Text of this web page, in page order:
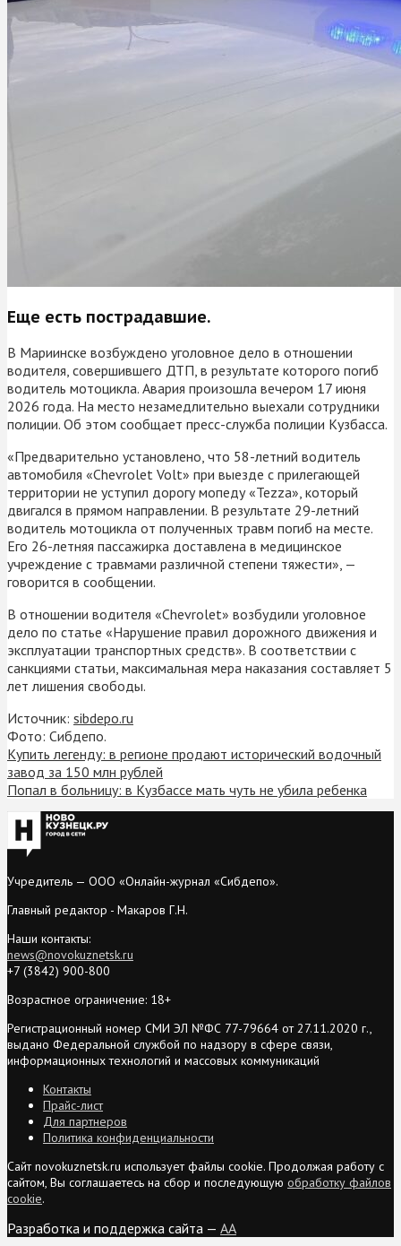
Еще есть пострадавшие.
В Мариинске возбуждено уголовное дело в отношении
водителя, совершившего ДТП, в результате которого погиб
водитель мотоцикла. Авария произошла вечером 17 июня
2026 года. На место незамедлительно выехали сотрудники
полиции. Об этом сообщает пресс-служба полиции Кузбасса.
«Предварительно установлено, что 58-летний водитель
автомобиля «Chevrolet Volt» при выезде с прилегающей
территории не уступил дорогу мопеду «Tezza», который
двигался в прямом направлении. В результате 29-летний
водитель мотоцикла от полученных травм погиб на месте.
Его 26-летняя пассажирка доставлена в медицинское
учреждение с травмами различной степени тяжести», —
говорится в сообщении.
В отношении водителя «Chevrolet» возбудили уголовное
дело по статье «Нарушение правил дорожного движения и
эксплуатации транспортных средств». В соответствии с
санкциями статьи, максимальная мера наказания составляет 5
лет лишения свободы.
Источник: sibdepo.ru
Фото: Сибдепо.
Купить легенду: в регионе продают исторический водочный
завод за 150 млн рублей
Попал в больницу: в Кузбассе мать чуть не убила ребенка
Учредитель — ООО «Онлайн-журнал «Сибдепо».
Главный редактор - Макаров Г.Н.
Наши контакты:
news@novokuznetsk.ru
+7 (3842) 900-800
Возрастное ограничение: 18+
Регистрационный номер СМИ ЭЛ №ФС 77-79664 от 27.11.2020 г.,
выдано Федеральной службой по надзору в сфере связи,
информационных технологий и массовых коммуникаций
Контакты
Прайс-лист
Для партнеров
Политика конфиденциальности
Сайт novokuznetsk.ru использует файлы cookie. Продолжая работу с
сайтом, Вы соглашаетесь на сбор и последующую обработку файлов
cookie.
Разработка и поддержка сайта — AA